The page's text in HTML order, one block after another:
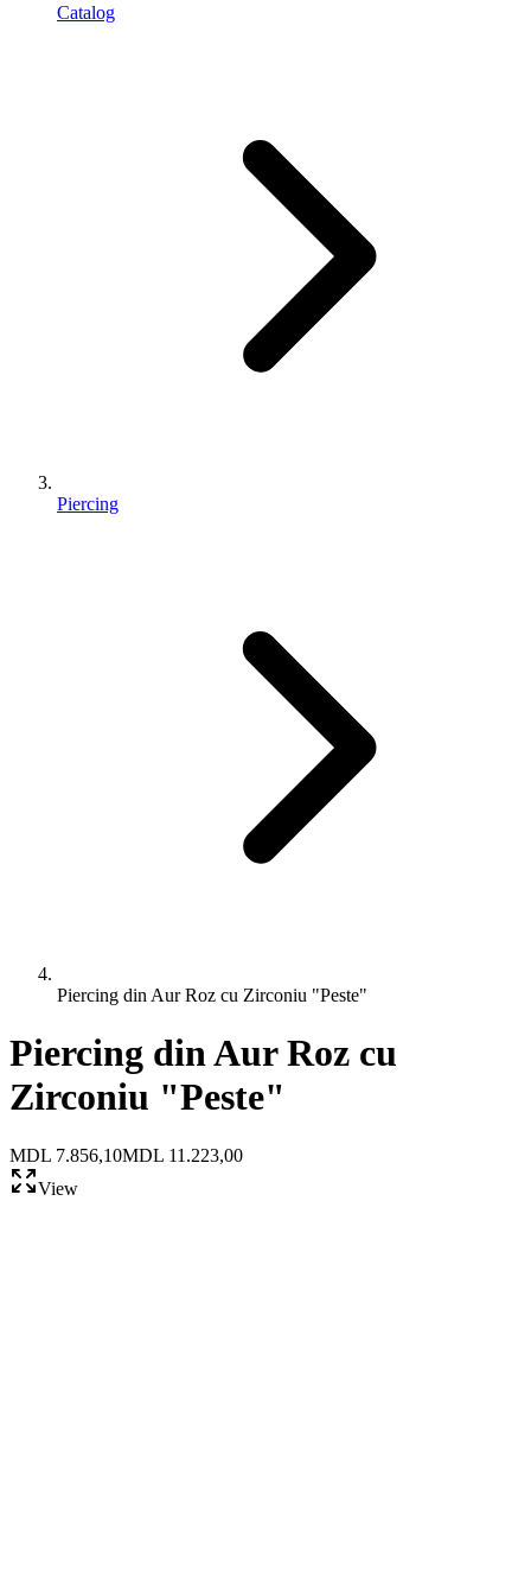
Catalog
Piercing
Piercing din Aur Roz cu Zirconiu "Peste"
Piercing din Aur Roz cu
Zirconiu "Peste"
MDL 7.856,10MDL 11.223,00
View